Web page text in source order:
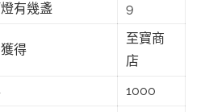
有幾盞 9
得
至寶商
店
1000